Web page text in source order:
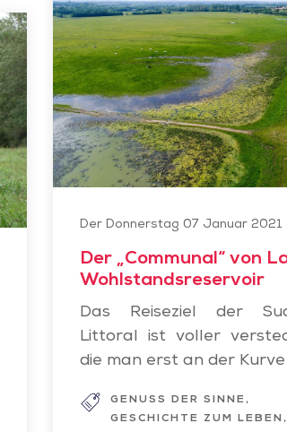
„Communal“
von
Lairoux,
ein
Wohlstandsreservoir
Der Donnerstag 07 Januar 2021
Der „Communal“ von
Wohlstandsreservoir
Das Reiseziel der
Littoral ist voller
die man erst an der Kurve
GENUSS DER SINNE
GESCHICHTE ZUM LEBEN
Audrey
Expert local